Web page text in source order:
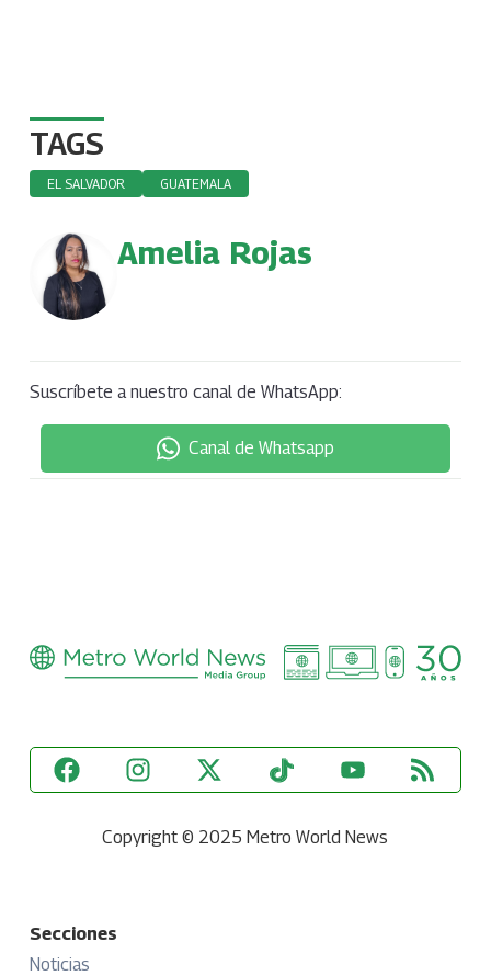
TAGS
EL SALVADOR GUATEMALA
Amelia Rojas
Suscríbete a nuestro canal de WhatsApp:
Canal de Whatsapp
Copyright © 2025 Metro World News
Secciones
Noticias